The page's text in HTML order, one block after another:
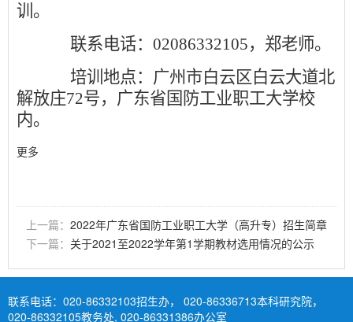
训。
联系电话：02086332105，郑老师。
培训地点：广州市白云区白云大道北
解放庄72号，广东省国防工业职工大学校
内。
更多
上一篇： 2022年广东省国防工业职工大学（高升专）招生简章
下一篇： 关于2021至2022学年第1学期教材选用情况的公示
联系电话： 020-86332103招生办， 020-86336713本科研究院，
020-86332105教务处, 020-86331386办公室